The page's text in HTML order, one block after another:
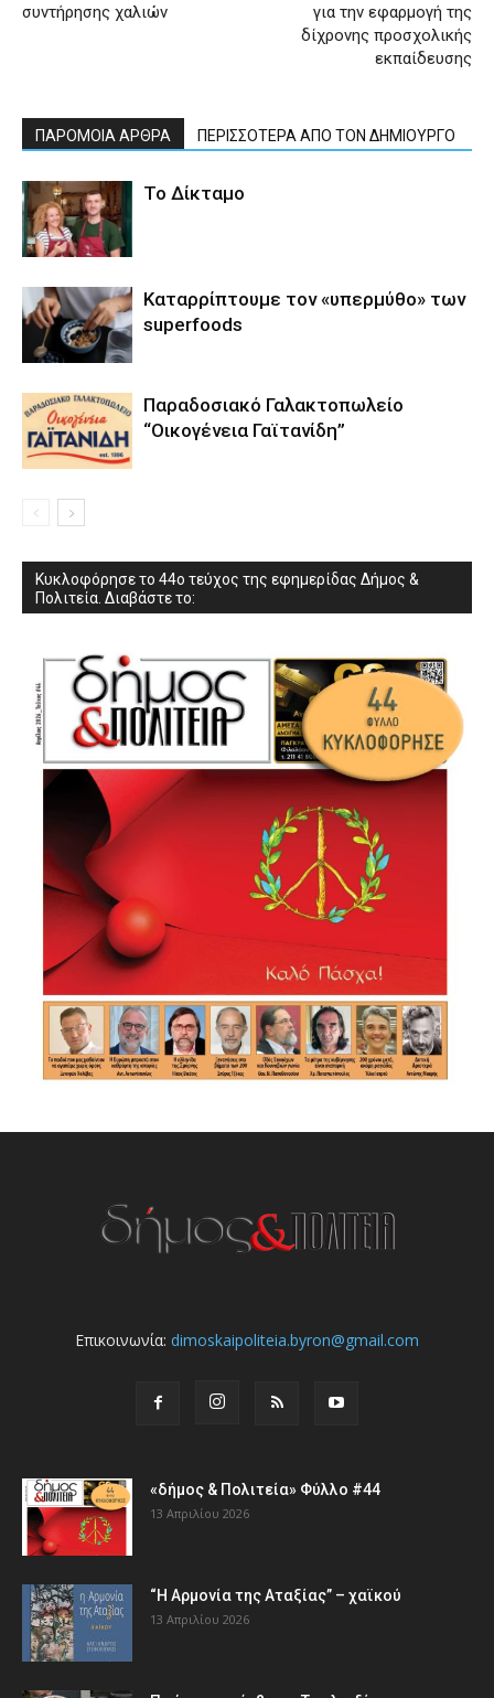
συντήρησης χαλιών
για την εφαρμογή της
δίχρονης προσχολικής
εκπαίδευσης
ΠΑΡΟΜΟΙΑ ΑΡΘΡΑ ΠΕΡΙΣΣΟΤΕΡΑ ΑΠΟ ΤΟΝ ΔΗΜΙΟΥΡΓΟ
Το Δίκταμο
Καταρρίπτουμε τον «υπερμύθο» των
superfoods
Παραδοσιακό Γαλακτοπωλείο
“Οικογένεια Γαϊτανίδη”
Κυκλοφόρησε το 44ο τεύχος της εφημερίδας Δήμος &
Πολιτεία. Διαβάστε το:
Επικοινωνία: dimoskaipoliteia.byron@gmail.com
«δήμος & Πολιτεία» Φύλλο #44
13 Απριλίου 2026
“Η Αρμονία της Αταξίας” – χαϊκού
13 Απριλίου 2026